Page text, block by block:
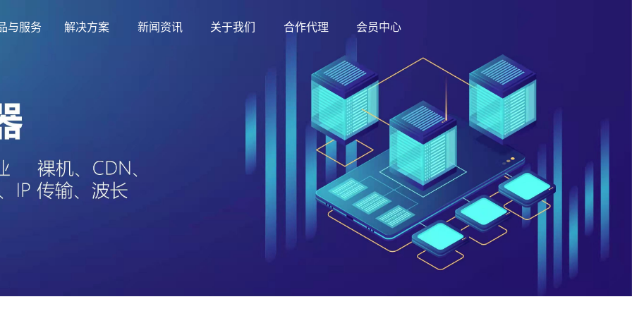
与服务 解决方案 新闻资讯 关于我们 合作代理 会员中心